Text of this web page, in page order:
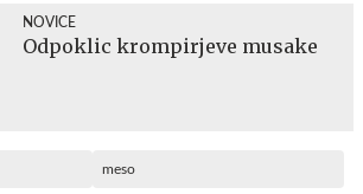
NOVICE
Odpoklic krompirjeve musake
meso